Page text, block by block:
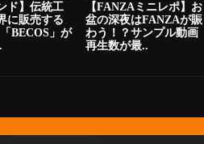
ド】伝統工
に販売する
BECOS」が
【FANZAミニレポ】お
盆の深夜はFANZAが賑
わう！？サンプル動画
再生数が最..